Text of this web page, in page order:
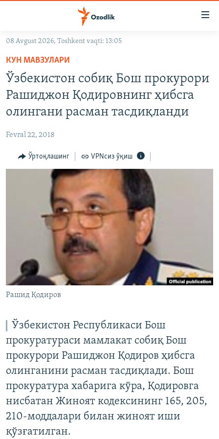
Асосий
навигацияга
ўтинг
Қидиришга
ўтинг
OZODVIDEO
На русском
ИЖТИМОИЙ ТАРМОҚЛАР
Озодлик бошқа тилларда
08 Avgust 2026, Toshkent vaqti: 13:05
КУН МАВЗУЛАРИ
Ўзбекистон собиқ Бош прокурори
Рашиджон Қодировнинг ҳибсга
олингани расман тасдиқланди
Fevral 22, 2018
Ўртоқлашинг VPNсиз ўқиш
Рашид Қодиров
Ўзбекистон Республикаси Бош
прокуратураси мамлакат собиқ Бош
прокурори Рашиджон Қодиров ҳибсга
олинганини расман тасдиқлади. Бош
прокуратура хабарига кўра, Қодировга
нисбатан Жиноят кодексининг 165, 205,
210-моддалари билан жиноят иши
қўзғатилган.